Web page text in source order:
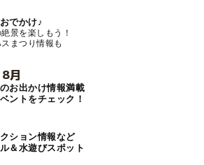
でかけ♪
景を楽しもう！
まつり情報も
月
お出かけ情報満載
ントをチェック！
ション情報など
＆水遊びスポット